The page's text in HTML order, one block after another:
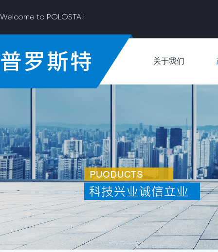
Welcome to POLOSTA !
关于我们